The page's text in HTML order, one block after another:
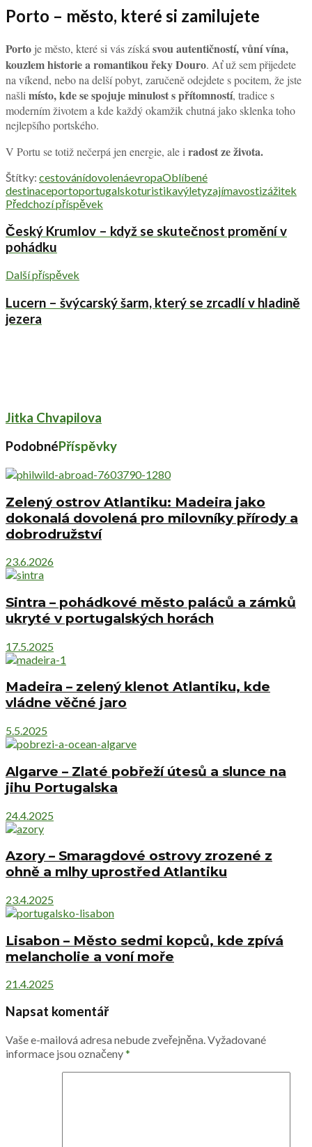
Porto – město, které si zamilujete
Porto je město, které si vás získá svou autentičností, vůní vína,
kouzlem historie a romantikou řeky Douro. Ať už sem přijedete
na víkend, nebo na delší pobyt, zaručeně odejdete s pocitem, že jste
našli místo, kde se spojuje minulost s přítomností, tradice s
moderním životem a kde každý okamžik chutná jako sklenka toho
nejlepšího portského.
V Portu se totiž nečerpá jen energie, ale i radost ze života.
Štítky: cestovánídovolenáevropaOblíbené
destinaceportoportugalskoturistikavýletyzajímavostizážitek
Předchozí příspěvek
Český Krumlov – když se skutečnost promění v
pohádku
Další příspěvek
Lucern – švýcarský šarm, který se zrcadlí v hladině
jezera
Jitka Chvapilova
PodobnéPříspěvky
Zelený ostrov Atlantiku: Madeira jako
dokonalá dovolená pro milovníky přírody a
dobrodružství
23.6.2026
Sintra – pohádkové město paláců a zámků
ukryté v portugalských horách
17.5.2025
Madeira – zelený klenot Atlantiku, kde
vládne věčné jaro
5.5.2025
Algarve – Zlaté pobřeží útesů a slunce na
jihu Portugalska
24.4.2025
Azory – Smaragdové ostrovy zrozené z
ohně a mlhy uprostřed Atlantiku
23.4.2025
Lisabon – Město sedmi kopců, kde zpívá
melancholie a voní moře
21.4.2025
Napsat komentář
Vaše e-mailová adresa nebude zveřejněna.Vyžadované
informace jsou označeny*